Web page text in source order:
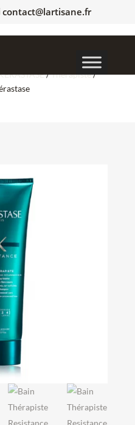
contact@lartisane.fr
/Thérapiste/